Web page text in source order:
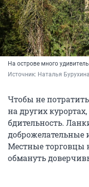
На острове много
Источник: Наталья
Чтобы не
на других
бдительность.
доброжелательные
Местные торговцы
обмануть